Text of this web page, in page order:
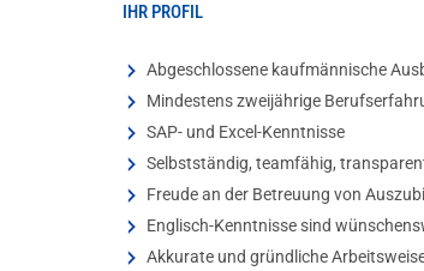
IHR PROFIL
Abgeschlossene kaufmännische
Mindestens zweijährige
SAP- und Excel-Kenntnisse
Selbstständig, teamfähig,
Freude an der Betreuung von
Englisch-Kenntnisse sind
Akkurate und gründliche